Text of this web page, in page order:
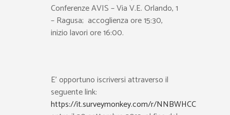
Conferenze AVIS – Via V.E. Orlando, 1
– Ragusa; accoglienza ore 15:30,
inizio lavori ore 16:00.
E’ opportuno iscriversi attraverso il
seguente link:
https://it.surveymonkey.com/r/NNBWHCC